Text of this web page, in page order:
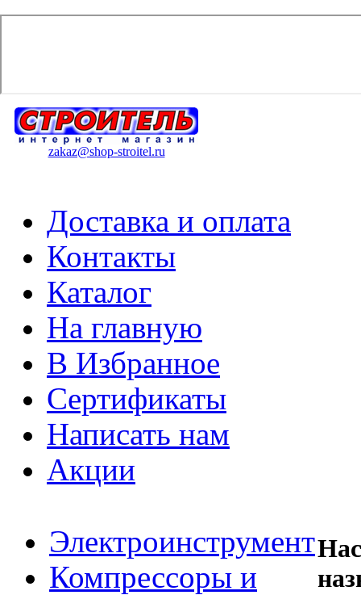
zakaz@shop-stroitel.ru
Доставка и оплата
Контакты
Каталог
На главную
В Избранное
Сертификаты
Написать нам
Акции
Электроинструмент
Компрессоры и